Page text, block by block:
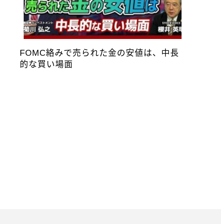
FOMC絡みで売られた金の安値は、中長
的な買い場面